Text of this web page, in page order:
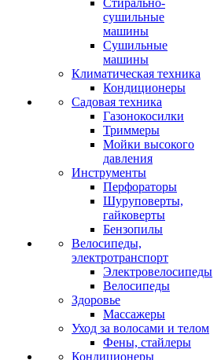
Стирально-
сушильные
машины
Сушильные
машины
Климатическая техника
Кондиционеры
Садовая техника
Газонокосилки
Триммеры
Мойки высокого
давления
Инструменты
Перфораторы
Шуруповерты,
гайковерты
Бензопилы
Велосипеды,
электротранспорт
Электровелосипеды
Велосипеды
Здоровье
Массажеры
Уход за волосами и телом
Фены, стайлеры
Кондиционеры